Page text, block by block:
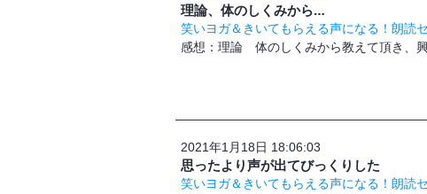
理論、体のしくみから…
笑いヨガ＆きいてもらえる声になる！朗読
感想：理論 体のしくみから教えて頂き、
2021年1月18日 18:06:03
思ったより声が出てびっくりした
笑いヨガ＆きいてもらえる声になる！朗読